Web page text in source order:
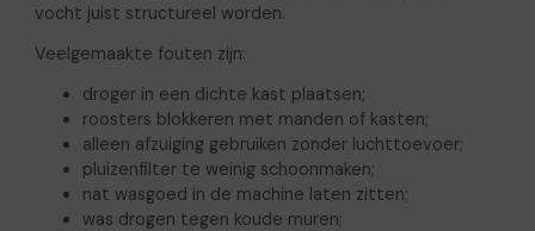
vocht juist structureel worden.
Veelgemaakte fouten zijn:
droger in een dichte kast plaatsen;
roosters blokkeren met manden of kasten;
alleen afzuiging gebruiken zonder luchttoevoer;
pluizenfilter te weinig schoonmaken;
nat wasgoed in de machine laten zitten;
was drogen tegen koude muren;